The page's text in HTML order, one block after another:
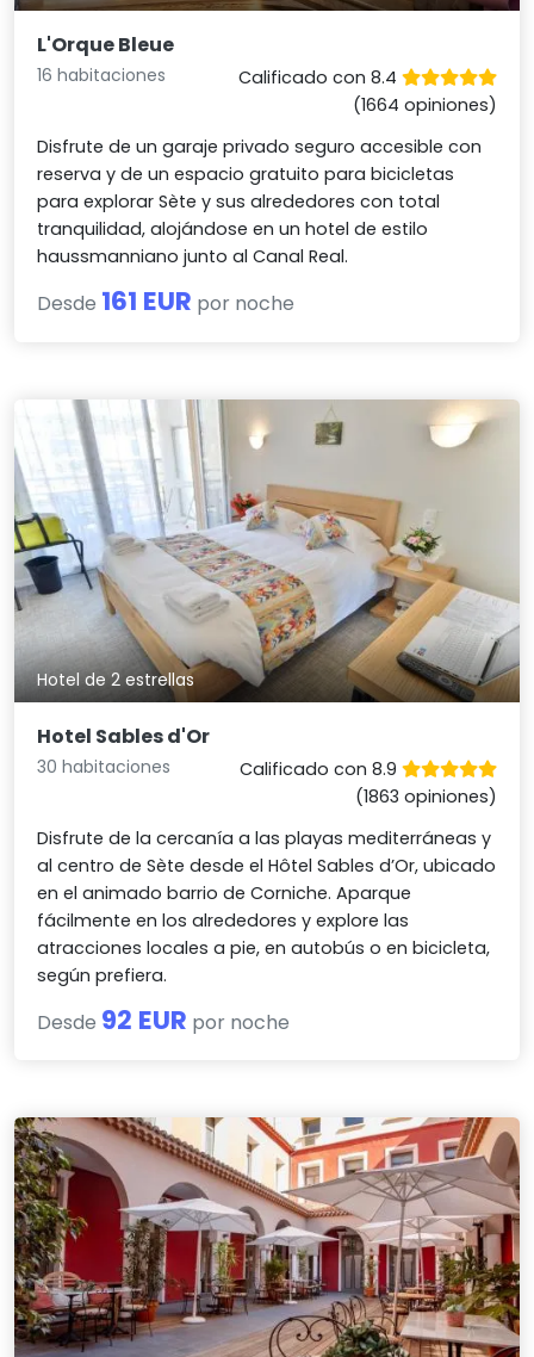
L'Orque Bleue
16 habitaciones
Calificado con 8.4
(1664 opiniones)
Disfrute de un garaje privado seguro accesible con
reserva y de un espacio gratuito para bicicletas
para explorar Sète y sus alrededores con total
tranquilidad, alojándose en un hotel de estilo
haussmanniano junto al Canal Real.
Desde 161 EUR por noche
Hotel de 2 estrellas
Hotel Sables d'Or
30 habitaciones
Calificado con 8.9
(1863 opiniones)
Disfrute de la cercanía a las playas mediterráneas y
al centro de Sète desde el Hôtel Sables d’Or, ubicado
en el animado barrio de Corniche. Aparque
fácilmente en los alrededores y explore las
atracciones locales a pie, en autobús o en bicicleta,
según prefiera.
Desde 92 EUR por noche